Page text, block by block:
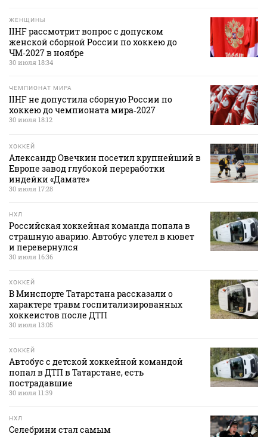
ЖЕНЩИНЫ
IIHF рассмотрит вопрос с допуском
женской сборной России по хоккею до
ЧМ‑2027 в ноябре
30 июля 18:34
ЧЕМПИОНАТ МИРА
IIHF не допустила сборную России по
хоккею до чемпионата мира‑2027
30 июля 18:12
ХОККЕЙ
Александр Овечкин посетил крупнейший в
Европе завод глубокой переработки
индейки «Дамате»
30 июля 17:28
НХЛ
Российская хоккейная команда попала в
страшную аварию. Автобус улетел в кювет
и перевернулся
30 июля 16:36
ХОККЕЙ
В Минспорте Татарстана рассказали о
характере травм госпитализированных
хоккеистов после ДТП
30 июля 13:05
ХОККЕЙ
Автобус с детской хоккейной командой
попал в ДТП в Татарстане, есть
пострадавшие
30 июля 11:39
НХЛ
Селебрини стал самым